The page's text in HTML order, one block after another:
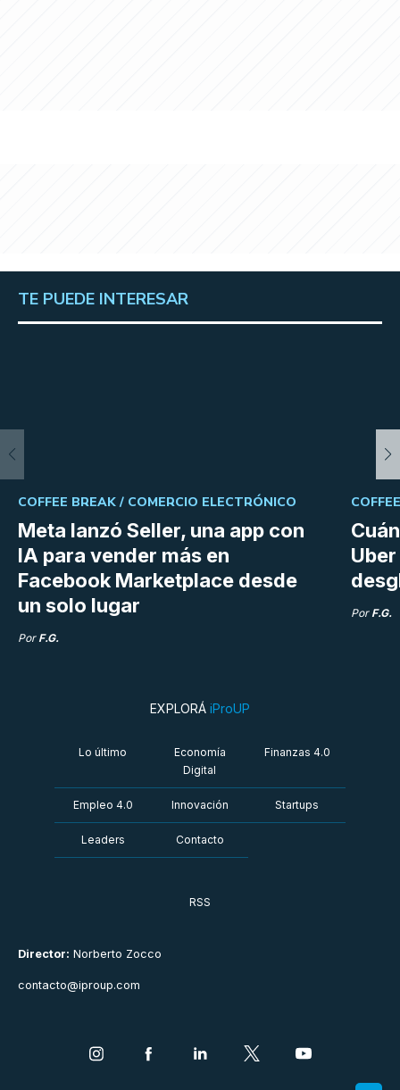
TE PUEDE INTERESAR
Meta lanzó Seller, una app con
IA para vender más en
Facebook Marketplace desde
un solo lugar
COFFEE BREAK / COMERCIO ELECTRÓNICO
Por F.G.
Por F.G.
Director: Norberto Zocco
contacto@iproup.com
EXPLORÁ iProUP
Lo último
Economía
Digital
Finanzas 4.0
Empleo 4.0 Innovación Startups
Leaders Contacto
RSS